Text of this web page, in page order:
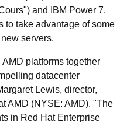
and IBM Power 7.
to take advantage of some
servers.
platforms together
datacenter
Lewis, director,
AMD (NYSE: AMD). "The
in Red Hat Enterprise